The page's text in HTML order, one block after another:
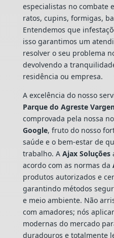
especialistas no combate
ratos, cupins, formigas,
Entendemos que
isso garantimos um
resolver o seu problema
devolvendo a
residência ou empresa.
A excelência do nosso
Parque do Agreste
comprovada pela nossa
Google, fruto do nosso
saúde e o bem-estar de
trabalho. A Ajax Soluções
acordo com as normas da
produtos autorizados e
garantindo métodos
e meio ambiente. Não
com amadores; nós
modernas do mercado
duradouros e totalmente